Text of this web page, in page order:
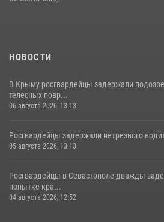
НОВОСТИ
В Крыму росгвардейцы задержали
телесных повр...
06 августа 2026, 13:13
Росгвардейцы задержали нетрезвого
05 августа 2026, 13:13
Росгвардейцы в Севастополе дважды
попытке кра...
04 августа 2026, 12:52